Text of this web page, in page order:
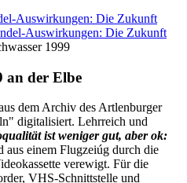
Auswirkungen: Die Zukunft
Auswirkungen: Die Zukunft
1999
an der Elbe
dem Archiv des Artlenburger
digitalisiert. Lehrreich und
istweniger gut, aber ok:
aus einem Flugzeiúg durch die
verewigt. Für die
VHS-Schnittstelle und